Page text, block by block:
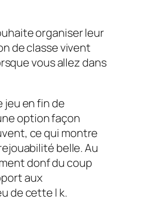
organiser leur
de classe vivent
vous allez dans
jeu en fin de
option façon
ce qui montre
belle. Au
donf du coup
aux
de cette l k.